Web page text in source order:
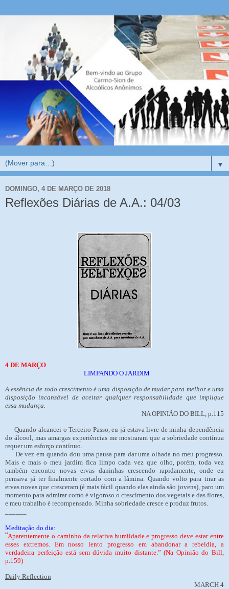
▼
DOMINGO, 4 DE MARÇO DE 2018
Reflexões Diárias de A.A.: 04/03
4 DE MARÇO
LIMPANDO O JARDIM
A essência de todo crescimento é uma disposição de mudar para melhor e uma
disposição incansável de aceitar qualquer responsabilidade que implique
essa mudança.
NA OPINIÃO DO BILL, p.115
Quando alcancei o Terceiro Passo, eu já estava livre de minha dependência
do álcool, mas amargas experiências me mostraram que a sobriedade contínua
requer um esforço contínuo.
De vez em quando dou uma pausa para dar uma olhada no meu progresso.
Mais e mais o meu jardim fica limpo cada vez que olho, porém, toda vez
também encontro novas ervas daninhas crescendo rapidamente, onde eu
pensava já ter finalmente cortado com a lâmina. Quando volto para tirar as
ervas novas que cresceram (é mais fácil quando elas ainda são jovens), paro um
momento para admirar como é vigoroso o crescimento dos vegetais e das flores,
e meu trabalho é recompensado. Minha sobriedade cresce e produz frutos.
Meditação do dia:
“Aparentemente o caminho da relativa humildade e progresso deve estar entre
esses extremos. Em nosso lento progresso em abandonar a rebeldia, a
verdadeira perfeição está sem dúvida muito distante.” (Na Opinião do Bill,
p.159)
Daily Reflection
MARCH 4